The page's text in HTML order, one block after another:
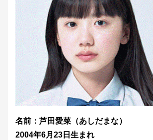
名前：芦田愛菜（あしだまな）
2004年6月23日生まれ